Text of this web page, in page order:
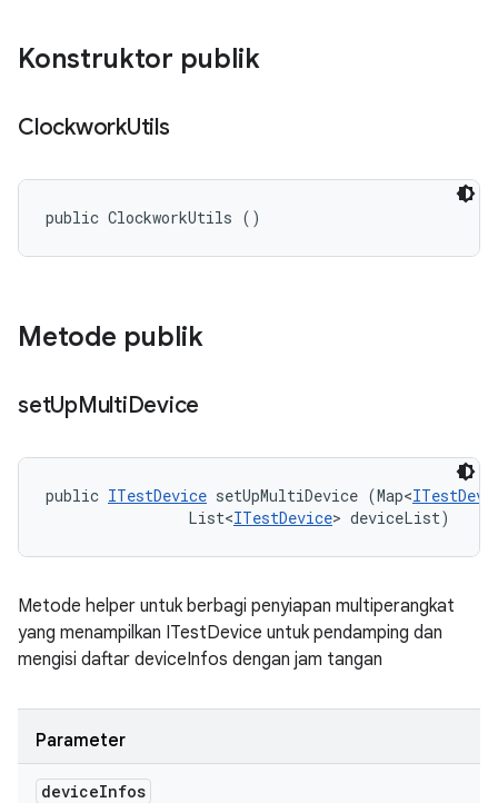
Konstruktor publik
ClockworkUtils
public ClockworkUtils ()
Metode publik
setUpMultiDevice
public ITestDevice setUpMultiDevice (Map<
                List<
ITestDevice> deviceList)
Metode helper untuk berbagi penyiapan multiperangkat
yang menampilkan ITestDevice untuk pendamping dan
mengisi daftar deviceInfos dengan jam tangan
Parameter
deviceInfos